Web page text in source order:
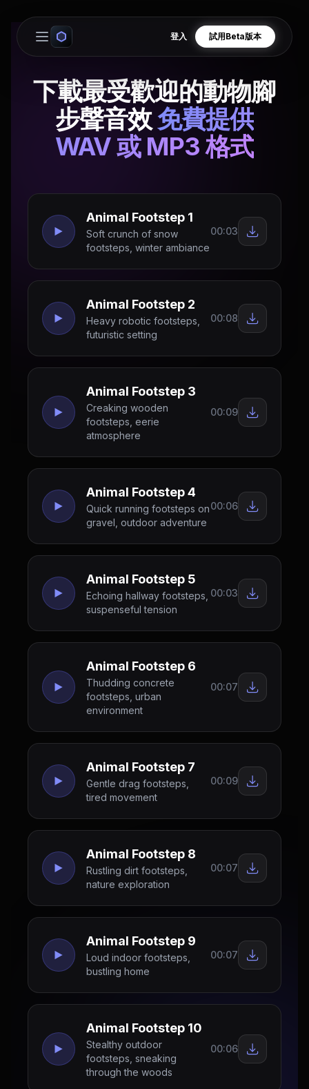
Open main menu
登入 試用Beta版本
下載最受歡迎的動物腳
步聲音效免費提供
WAV 或 MP3 格式
Animal Footstep 1
Soft crunch of snow
footsteps, winter ambiance
00:03
Animal Footstep 2
Heavy robotic footsteps,
futuristic setting
00:08
Animal Footstep 3
Creaking wooden
footsteps, eerie
atmosphere
00:09
Animal Footstep 4
Quick running footsteps on
gravel, outdoor adventure
00:06
Animal Footstep 5
Echoing hallway footsteps,
suspenseful tension
00:03
Animal Footstep 6
Thudding concrete
footsteps, urban
environment
00:07
Animal Footstep 7
Gentle drag footsteps,
tired movement
00:09
Animal Footstep 8
Rustling dirt footsteps,
nature exploration
00:07
Animal Footstep 9
Loud indoor footsteps,
bustling home
00:07
Animal Footstep 10
Stealthy outdoor
footsteps, sneaking
through the woods
00:06